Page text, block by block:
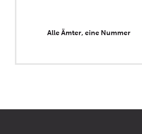
Alle Ämter, eine Nummer